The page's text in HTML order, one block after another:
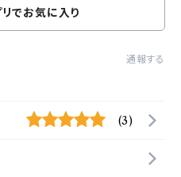
でお気に入り
通報する
(3)